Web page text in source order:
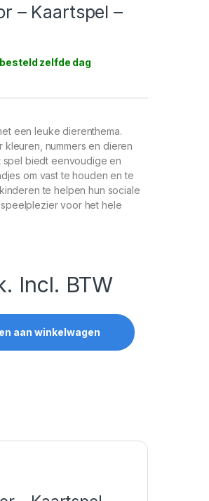
– Kaartspel –
een leuke dierenthema.
nummers en dieren
spel biedt eenvoudige en
om vast te houden en te
te helpen hun sociale
voor het hele
Incl. BTW
quantity
aan winkelwagen